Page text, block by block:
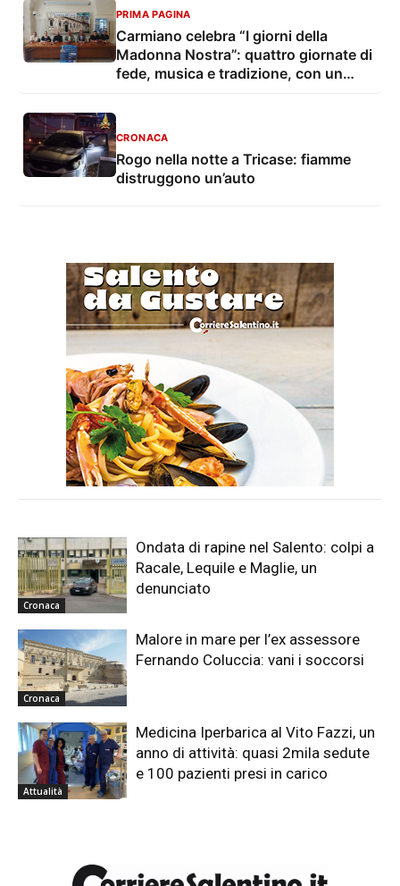
PRIMA PAGINA
Carmiano celebra “I giorni della
Madonna Nostra”: quattro giornate di
fede, musica e tradizione, con un
CRONACA
Rogo nella notte a Tricase: fiamme
distruggono un’auto
Cronaca
Ondata di rapine nel Salento: colpi a
Racale, Lequile e Maglie, un
denunciato
Cronaca
Malore in mare per l’ex assessore
Fernando Coluccia: vani i soccorsi
Attualità
Medicina Iperbarica al Vito Fazzi, un
anno di attività: quasi 2mila sedute
e 100 pazienti presi in carico